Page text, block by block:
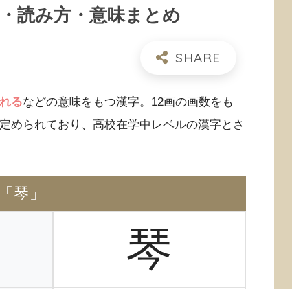
読み方・意味まとめ
るなどの意味をもつ漢字。12画の画数をも
められており、高校在学中レベルの漢字とさ
琴」
琴